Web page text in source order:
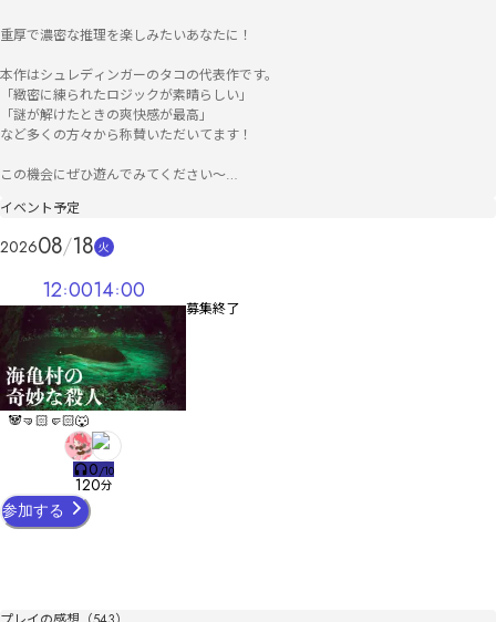
重厚で濃密な推理を楽しみたいあなたに！
本作はシュレディンガーのタコの代表作です。
「緻密に練られたロジックが素晴らしい」
「謎が解けたときの爽快感が最高」
など多くの方々から称賛いただいてます！
この機会にぜひ遊んでみてください〜
○クレジット
シナリオ制作
シュレディンガーのタコ
キャライラスト
巴こけし
タイトルイラスト
Galva
イベント予定
202608 18 火
募集終了
12 0014 00
🐼🤜🏻🤛🏻🐺
0/10
120分
参加する